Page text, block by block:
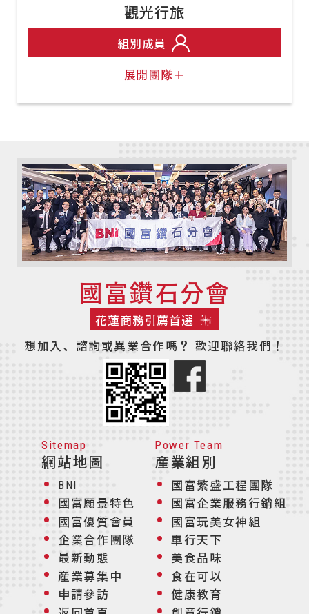
觀光行旅
組別成員
展開團隊＋
國富鑽石分會
花蓮商務引薦首選
想加入、諮詢或異業合作嗎？ 歡迎聯絡我們！
Sitemap
網站地圖
BNI
國富願景特色
國富優質會員
企業合作團隊
最新動態
産業募集中
申請參訪
Power Team
産業組別
國富繁盛工程團隊
國富企業服務行銷組
國富玩美女神組
車行天下
美食品味
食在可以
健康教育